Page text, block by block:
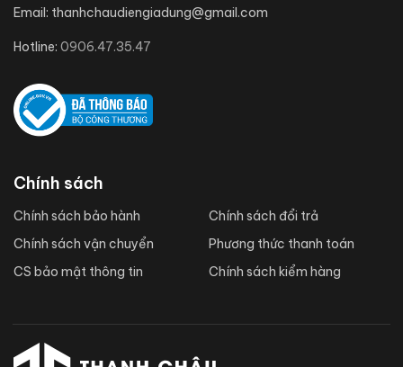
Email: thanhchaudiengiadung@gmail.com
Hotline: 0906.47.35.47
Chính sách
Chính sách bảo hành
Chính sách vận chuyển
CS bảo mật thông tin
Chính sách đổi trả
Phương thức thanh toán
Chính sách kiểm hàng